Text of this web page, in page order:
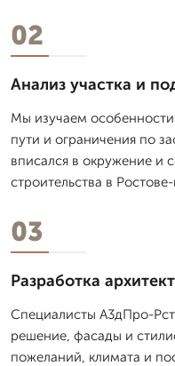
02
Анализ участка и
Мы изучаем
пути и ограничения по
вписался в окружение и
строительства в
03
Разработка
Специалисты А3дПро-
решение, фасады и
пожеланий, климата и